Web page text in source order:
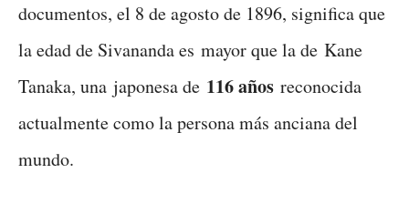
documentos, el 8 de agosto de 1896, significa que
la edad de Sivananda es mayor que la de Kane
Tanaka, una japonesa de 116 años reconocida
actualmente como la persona más anciana del
mundo.